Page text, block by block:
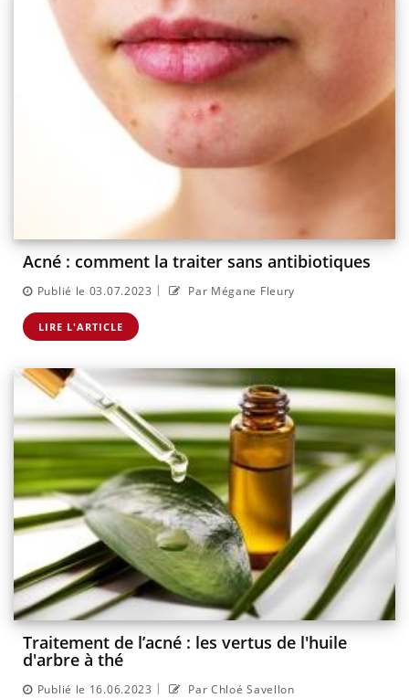
Acné : comment la traiter sans antibiotiques
Publié le 03.07.2023 | Par Mégane Fleury
LIRE L'ARTICLE
Traitement de l’acné : les vertus de l'huile
d'arbre à thé
Publié le 16.06.2023 | Par Chloé Savellon